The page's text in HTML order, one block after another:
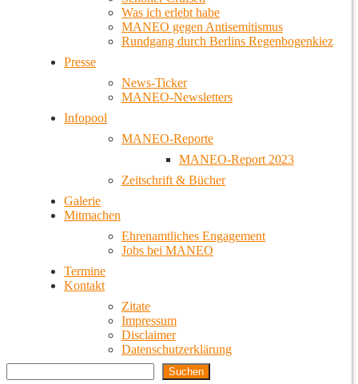
Was ich erlebt habe
MANEO gegen Antisemitismus
Rundgang durch Berlins Regenbogenkiez
Presse
News-Ticker
MANEO-Newsletters
Infopool
MANEO-Reporte
MANEO-Report 2023
Zeitschrift & Bücher
Galerie
Mitmachen
Ehrenamtliches Engagement
Jobs bei MANEO
Termine
Kontakt
Zitate
Impressum
Disclaimer
Datenschutzerklärung
Suchen